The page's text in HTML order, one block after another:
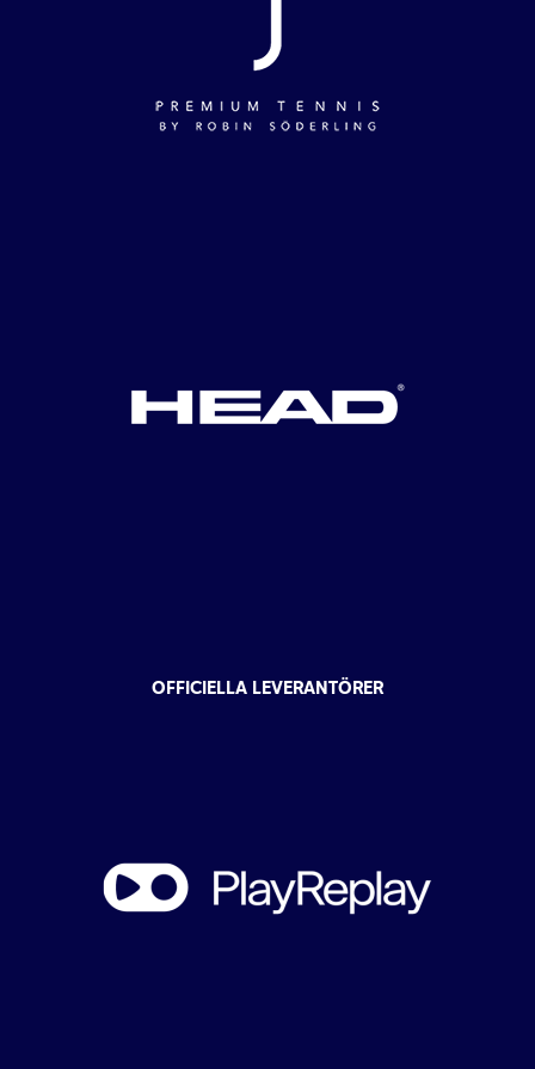
OFFICIELLA LEVERANTÖRER